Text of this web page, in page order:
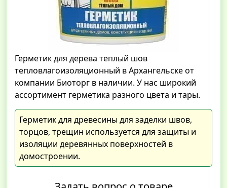
Герметик для дерева теплый шов
тепловлагоизоляционный в Архангельске от
компании Биоторг в наличии. У нас широкий
ассортимент герметика разного цвета и тары.
Герметик для древесины для заделки швов,
торцов, трещин используется для защиты и
изоляции деревянных поверхностей в
домостроении.